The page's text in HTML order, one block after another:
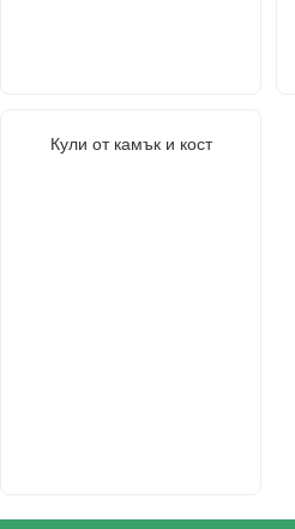
Кули от камък и кост